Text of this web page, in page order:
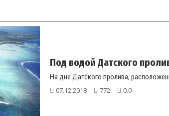
Под водой Датского
На дне Датского пролива,
07.12.2018 772 0.0